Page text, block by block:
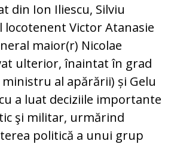
din Ion Iliescu, Silviu
locotenent Victor Atanasie
maior(r) Nicolae
ulterior, înaintat în grad
al apărării) și Gelu
a luat deciziile importante
şi militar, urmărind
politică a unui grup